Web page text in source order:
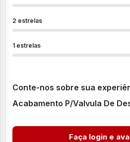
2 estrelas
1 estrelas
Conte-nos sobre sua
Acabamento P/Valvula De
Faça login e